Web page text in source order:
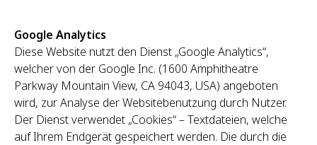
Google Analytics
Diese Website nutzt den Dienst „Google Analytics“,
welcher von der Google Inc. (1600 Amphitheatre
Parkway Mountain View, CA 94043, USA) angeboten
wird, zur Analyse der Websitebenutzung durch Nutzer.
Der Dienst verwendet „Cookies“ – Textdateien, welche
auf Ihrem Endgerät gespeichert werden. Die durch die